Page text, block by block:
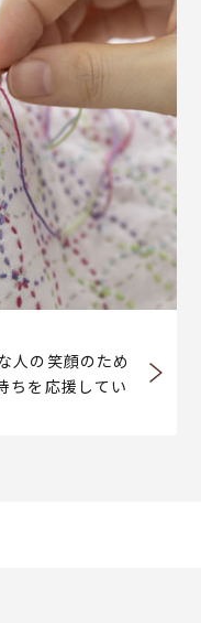
人の笑顔のため
ちを応援してい